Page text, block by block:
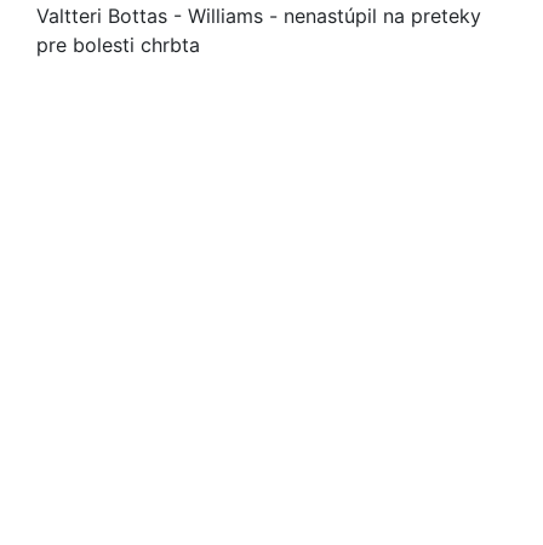
Valtteri Bottas - Williams - nenastúpil na preteky
pre bolesti chrbta